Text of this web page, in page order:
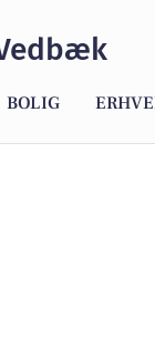
BOLIG